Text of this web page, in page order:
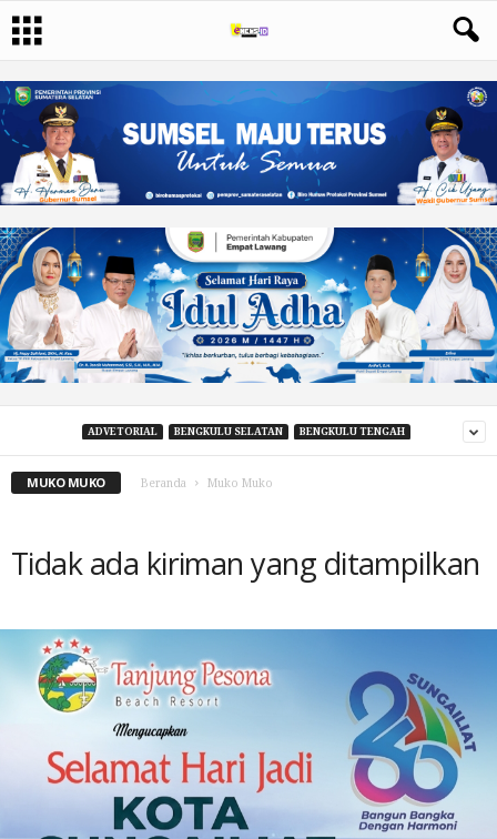
ADVETORIAL BENGKULU SELATAN BENGKULU TENGAH
MUKO MUKO Beranda Muko Muko
Tidak ada kiriman yang ditampilkan